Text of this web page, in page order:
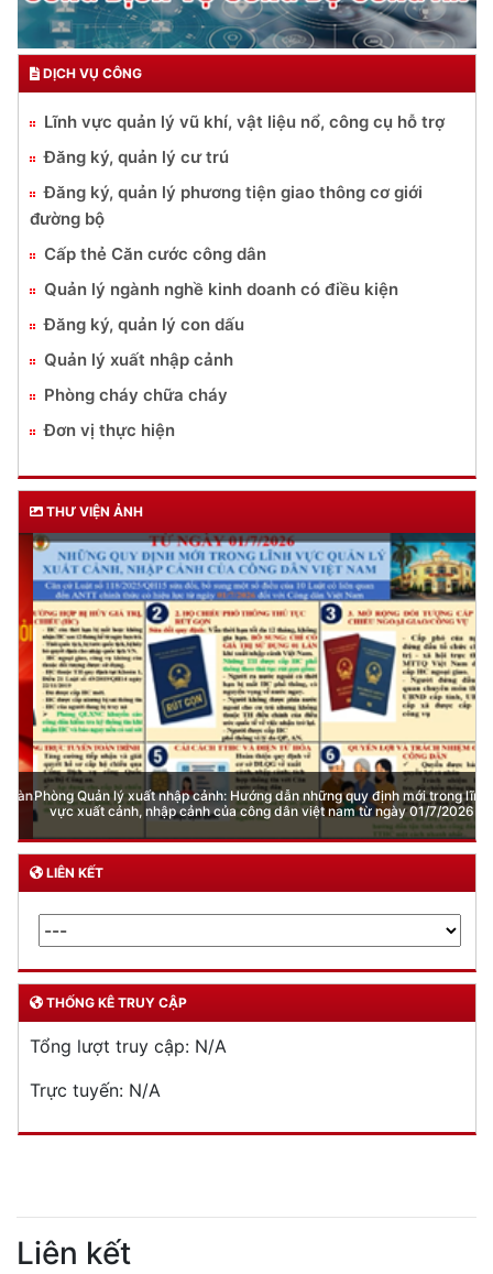
DỊCH VỤ CÔNG
Lĩnh vực quản lý vũ khí, vật liệu nổ, công cụ hỗ trợ
Đăng ký, quản lý cư trú
Đăng ký, quản lý phương tiện giao thông cơ giới
đường bộ
Cấp thẻ Căn cước công dân
Quản lý ngành nghề kinh doanh có điều kiện
Đăng ký, quản lý con dấu
Quản lý xuất nhập cảnh
Phòng cháy chữa cháy
Đơn vị thực hiện
THƯ VIỆN ẢNH
Phòng Quản lý xuất nhập cảnh: Hướng dẫn những quy định mới trong lĩnh
vực xuất cảnh, nhập cảnh của công dân việt nam từ ngày 01/7/2026
LIÊN KẾT
THỐNG KÊ TRUY CẬP
Tổng lượt truy cập: N/A
Trực tuyến: N/A
Liên kết